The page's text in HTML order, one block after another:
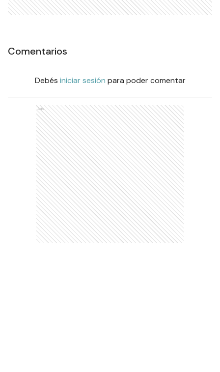
Comentarios
Debés iniciar sesión para poder comentar
Ads